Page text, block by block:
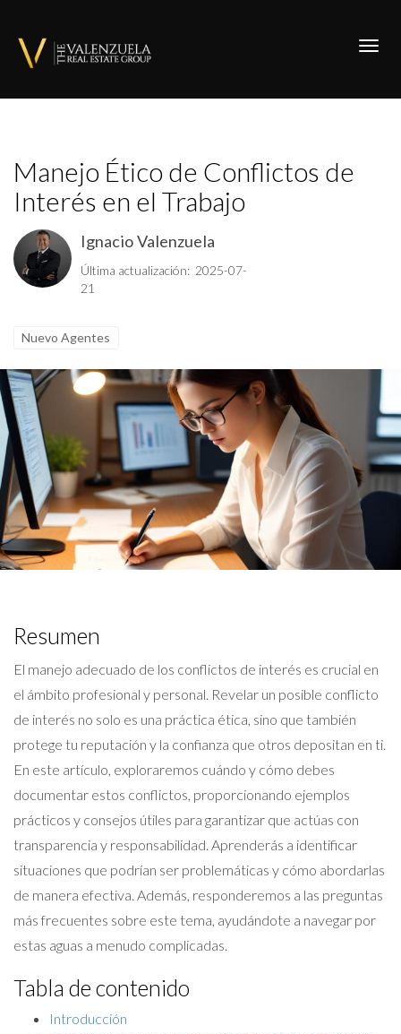
Manejo Ético de Conflictos de
Interés en el Trabajo
Ignacio Valenzuela
Última actualización: 2025-07-
21
Nuevo Agentes
Resumen
El manejo adecuado de los conflictos de interés es crucial en
el ámbito profesional y personal. Revelar un posible conflicto
de interés no solo es una práctica ética, sino que también
protege tu reputación y la confianza que otros depositan en ti.
En este artículo, exploraremos cuándo y cómo debes
documentar estos conflictos, proporcionando ejemplos
prácticos y consejos útiles para garantizar que actúas con
transparencia y responsabilidad. Aprenderás a identificar
situaciones que podrían ser problemáticas y cómo abordarlas
de manera efectiva. Además, responderemos a las preguntas
más frecuentes sobre este tema, ayudándote a navegar por
estas aguas a menudo complicadas.
Tabla de contenido
Introducción